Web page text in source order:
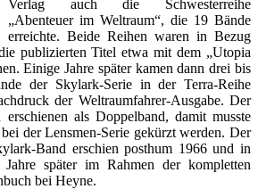
Verlag auch die Schwesterreihe
„Abenteuer im Weltraum“, die 19 Bände
erreichte. Beide Reihen waren in Bezug
publizierten Titel etwa mit dem „Utopia
Einige Jahre später kamen dann drei bis
der Skylark-Serie in der Terra-Reihe
der Weltraumfahrer-Ausgabe. Der
als Doppelband, damit musste
der Lensmen-Serie gekürzt werden. Der
Band erschien posthum 1966 und in
später im Rahmen der kompletten
bei Heyne.